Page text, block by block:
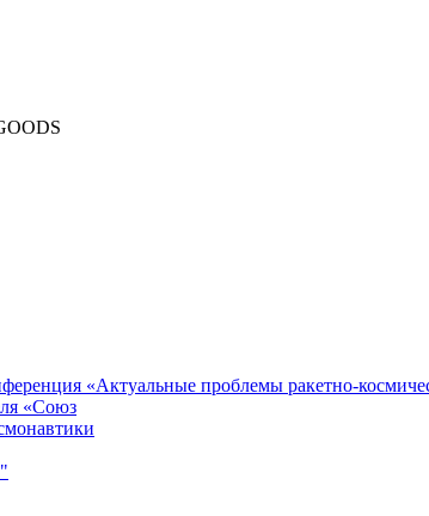
«Актуальные проблемы ракетно-
«Союз